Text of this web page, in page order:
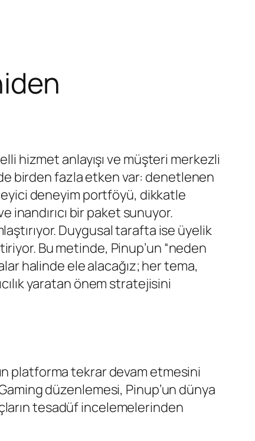
hizmet anlayışı ve müşteri merkezli
birden fazla etken var: denetlenen
deneyim portföyü, dikkatle
inandırıcı bir paket sunuyor.
Duygusal tarafta ise üyelik
Bu metinde, Pinup’un “neden
halinde ele alacağız; her tema,
yaratan önem stratejisini
platforma tekrar devam etmesini
düzenlemesi, Pinup’un dünya
tesadüf incelemelerinden